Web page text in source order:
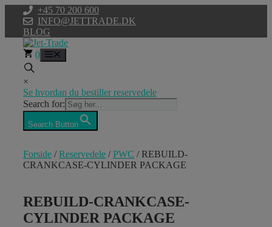
indhold
+45 70 200 600
INFO@JETTRADE.DK
BLOG
0
×
Se hvordan du bestiller reservedele
Search for:
Search Button
Forside /Reservedele /PWC / REBUILD-
CRANKCASE-CYLINDER PACKAGE
REBUILD-CRANKCASE-
CYLINDER PACKAGE